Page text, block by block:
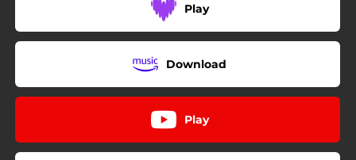
Play
Download
Play